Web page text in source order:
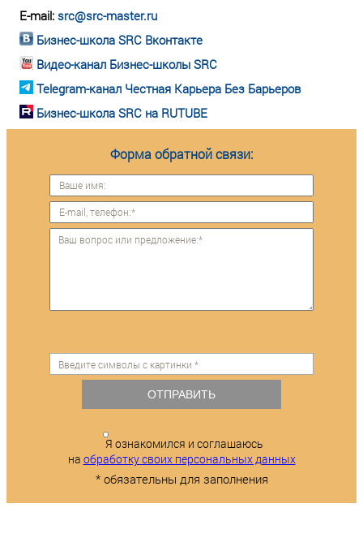
E-mail: src@src-master.ru
Бизнес-школа SRC Вконтакте
Видео-канал Бизнес-школы SRC
Telegram-канал Честная Карьера Без Барьеров
Бизнес-школа SRC на RUTUBE
Форма обратной связи:
ОТПРАВИТЬ
Я ознакомился и соглашаюсь
на обработку своих персональных данных
* обязательны для заполнения